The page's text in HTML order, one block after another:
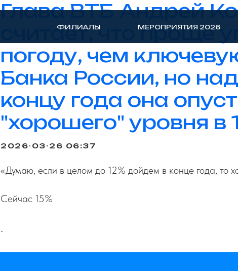
МЕРОПРИЯТИЯ 2026
ФИЛИАЛЫ
Глава ВТБ Андрей
считает, что проще
погоду, чем
Банка России, но
концу года она
"хорошего" уровня в
2026-03-26 06:37
«Думаю, если в целом до 12% дойдем в конце года, то
Сейчас 15%
-